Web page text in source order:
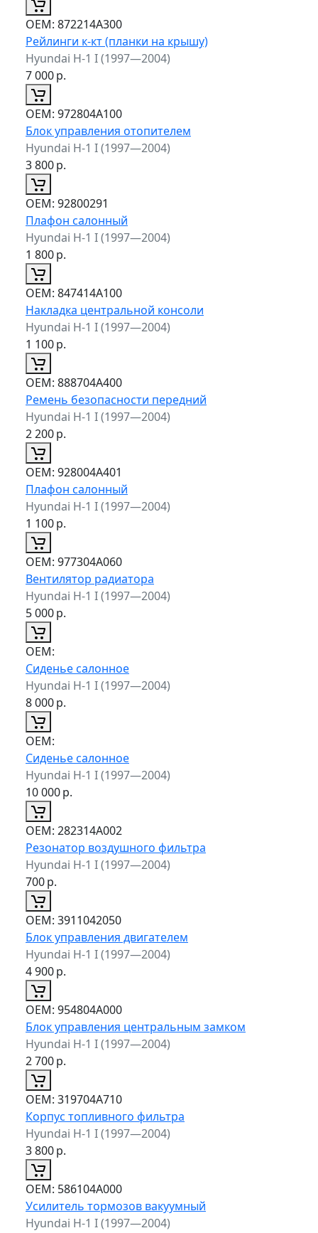
ОЕМ: 872214A300
Рейлинги к-кт (планки на крышу)
Hyundai H-1 I (1997—2004)
7 000р.
ОЕМ: 972804A100
Блок управления отопителем
Hyundai H-1 I (1997—2004)
3 800р.
ОЕМ: 92800291
Плафон салонный
Hyundai H-1 I (1997—2004)
1 800р.
ОЕМ: 847414A100
Накладка центральной консоли
Hyundai H-1 I (1997—2004)
1 100р.
ОЕМ: 888704A400
Ремень безопасности передний
Hyundai H-1 I (1997—2004)
2 200р.
ОЕМ: 928004A401
Плафон салонный
Hyundai H-1 I (1997—2004)
1 100р.
ОЕМ: 977304A060
Вентилятор радиатора
Hyundai H-1 I (1997—2004)
5 000р.
ОЕМ:
Сиденье салонное
Hyundai H-1 I (1997—2004)
8 000р.
ОЕМ:
Сиденье салонное
Hyundai H-1 I (1997—2004)
10 000р.
ОЕМ: 282314A002
Резонатор воздушного фильтра
Hyundai H-1 I (1997—2004)
700р.
ОЕМ: 3911042050
Блок управления двигателем
Hyundai H-1 I (1997—2004)
4 900р.
ОЕМ: 954804A000
Блок управления центральным замком
Hyundai H-1 I (1997—2004)
2 700р.
ОЕМ: 319704A710
Корпус топливного фильтра
Hyundai H-1 I (1997—2004)
3 800р.
ОЕМ: 586104A000
Усилитель тормозов вакуумный
Hyundai H-1 I (1997—2004)